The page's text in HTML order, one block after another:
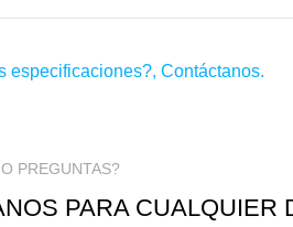
especificaciones?, Contáctanos.
PREGUNTAS?
PARA CUALQUIER